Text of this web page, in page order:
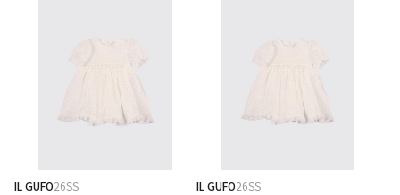
IL GUFO26SS
IL GUFO26SS